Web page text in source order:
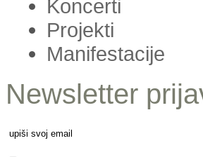
Koncerti
Projekti
Manifestacije
Newsletter